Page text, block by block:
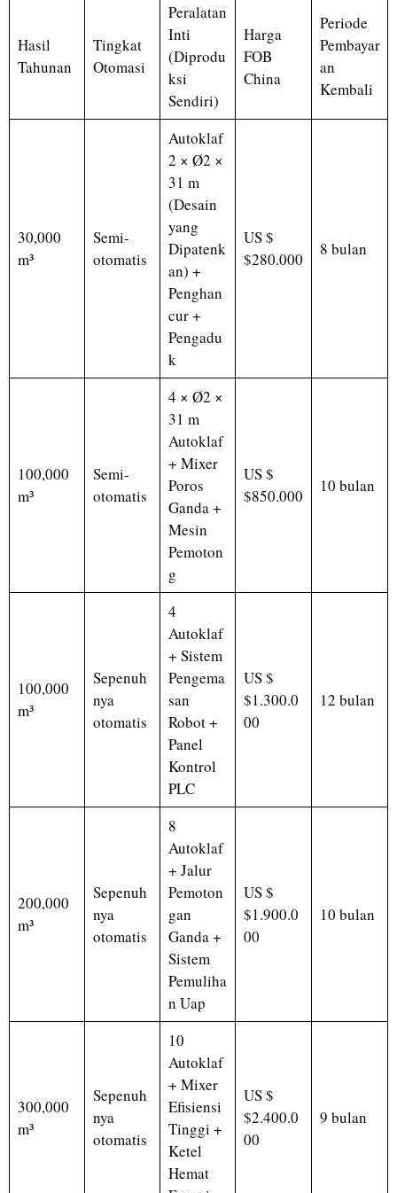
Hasil
Tahunan
Tingkat
Otomasi
Peralatan
Inti
(Diprodu
ksi
Sendiri)
Harga
FOB
China
Periode
Pembayar
an
Kembali
30,000
m³
Semi-
otomatis
Autoklaf
2 × Ø2 ×
31 m
(Desain
yang
Dipatenk
an) +
Penghan
cur +
Pengadu
k
US $
$280.000
8 bulan
100,000
m³
Semi-
otomatis
4 × Ø2 ×
31 m
Autoklaf
+ Mixer
Poros
Ganda +
Mesin
Pemoton
g
US $
$850.000
10 bulan
100,000
m³
Sepenuh
nya
otomatis
4
Autoklaf
+ Sistem
Pengema
san
Robot +
Panel
Kontrol
PLC
US $
$1.300.0
00
12 bulan
200,000
m³
Sepenuh
nya
otomatis
8
Autoklaf
+ Jalur
Pemoton
gan
Ganda +
Sistem
Pemuliha
n Uap
US $
$1.900.0
00
10 bulan
300,000
m³
Sepenuh
nya
otomatis
10
Autoklaf
+ Mixer
Efisiensi
Tinggi +
Ketel
Hemat
US $
$2.400.0
00
9 bulan